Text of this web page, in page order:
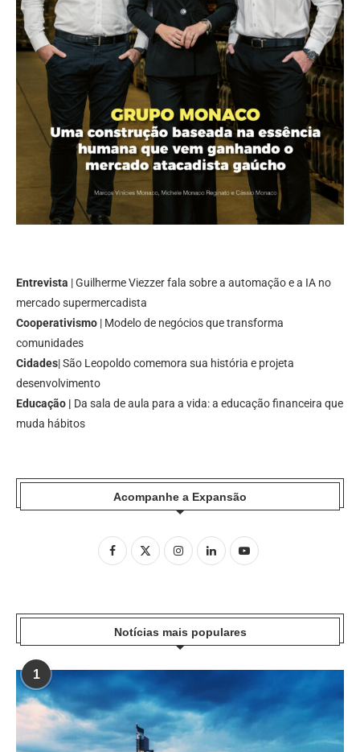
Entrevista | Guilherme Viezzer fala sobre a automação e a IA no
mercado supermercadista
Cooperativismo | Modelo de negócios que transforma
comunidades
Cidades| São Leopoldo comemora sua história e projeta
desenvolvimento
Educação | Da sala de aula para a vida: a educação financeira que
muda hábitos
Acompanhe a Expansão
Notícias mais populares
1